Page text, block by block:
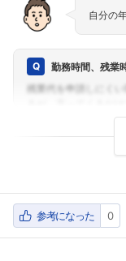
自分の
勤務時間、残業
参考になった 0